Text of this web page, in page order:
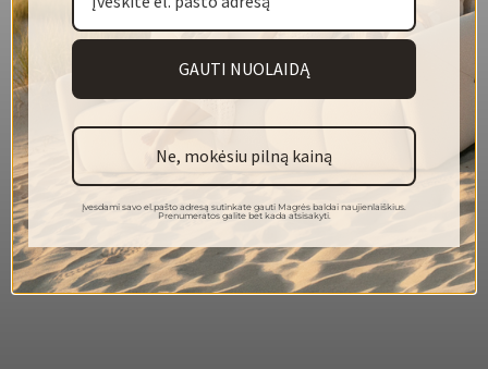
Pliušinis audinys
Sudėtyje yra perdirbto pluošto
VIRUS PROTECT technologija
Vienspalvis audinys
Plotis (cm) 140
581
Sudėtis
59 % perdirbtas poliesteris, 41 %
poliesteris
GAUTI NUOLAIDĄ
Ne, mokėsiu pilną kainą
Įvesdami savo el.pašto adresą sutinkate gauti Magrės baldai naujienlaiškius.
Prenumeratos galite bet kada atsisakyti.